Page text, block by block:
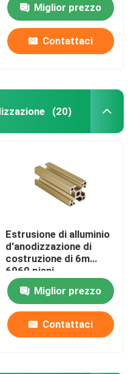
Miglior prezzo
Contattaci
(20)
Estrusione di alluminio
d'anodizzazione di
costruzione di 6m
6060 piani
Miglior prezzo
Contattaci